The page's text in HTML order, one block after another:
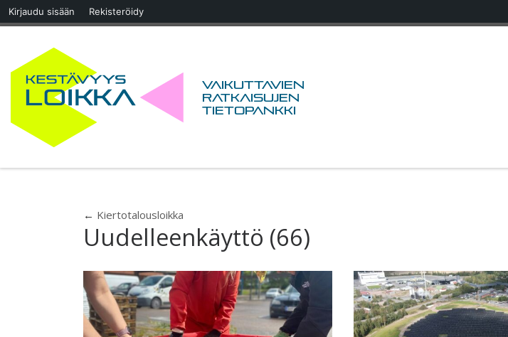
Kirjaudu sisään Rekisteröidy
Skip to content
Vaikuttavien
ratkaisujen
tietopankki
← Kiertotalousloikka
Uudelleenkäyttö (66)